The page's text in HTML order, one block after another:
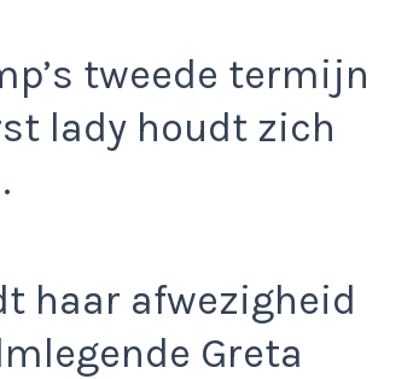
tweede termijn
lady houdt zich
haar afwezigheid
Greta